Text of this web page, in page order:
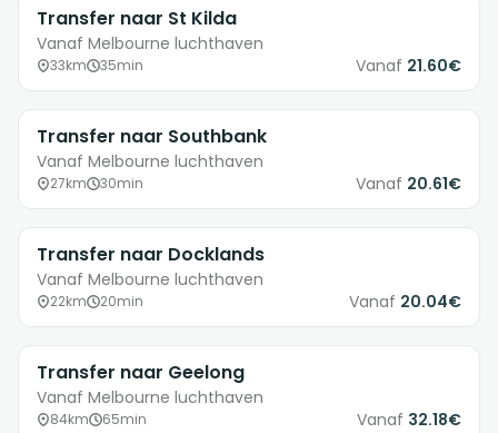
Transfer naar St Kilda
Vanaf Melbourne luchthaven
33km 35min Vanaf 21.60€
Transfer naar Southbank
Vanaf Melbourne luchthaven
27km 30min Vanaf 20.61€
Transfer naar Docklands
Vanaf Melbourne luchthaven
22km 20min Vanaf 20.04€
Transfer naar Geelong
Vanaf Melbourne luchthaven
84km 65min Vanaf 32.18€